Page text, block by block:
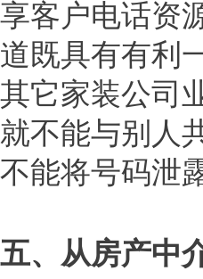
享客户电话资
道既具有有利
其它家装公司
就不能与别人
不能将号码泄
五、从房产中